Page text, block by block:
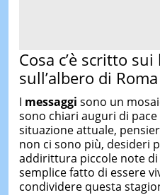
Cosa c’è scritto
sull’albero di
I messaggi sono un
sono chiari auguri di
situazione attuale,
non ci sono più, desideri
addirittura piccole note
semplice fatto di essere
condividere questa